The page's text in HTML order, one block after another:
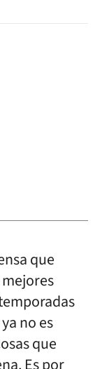
que
no es
que